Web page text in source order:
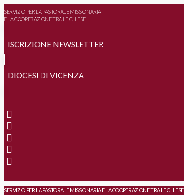
SERVIZIO PER LA PASTORALE MISSIONARIA
E LA COOPERAZIONE TRA LE CHIESE
ISCRIZIONE NEWSLETTER
DIOCESI DI VICENZA
SERVIZIO PER LA PASTORALE MISSIONARIA E LA COOPERAZIONE TRA LE CHIESE